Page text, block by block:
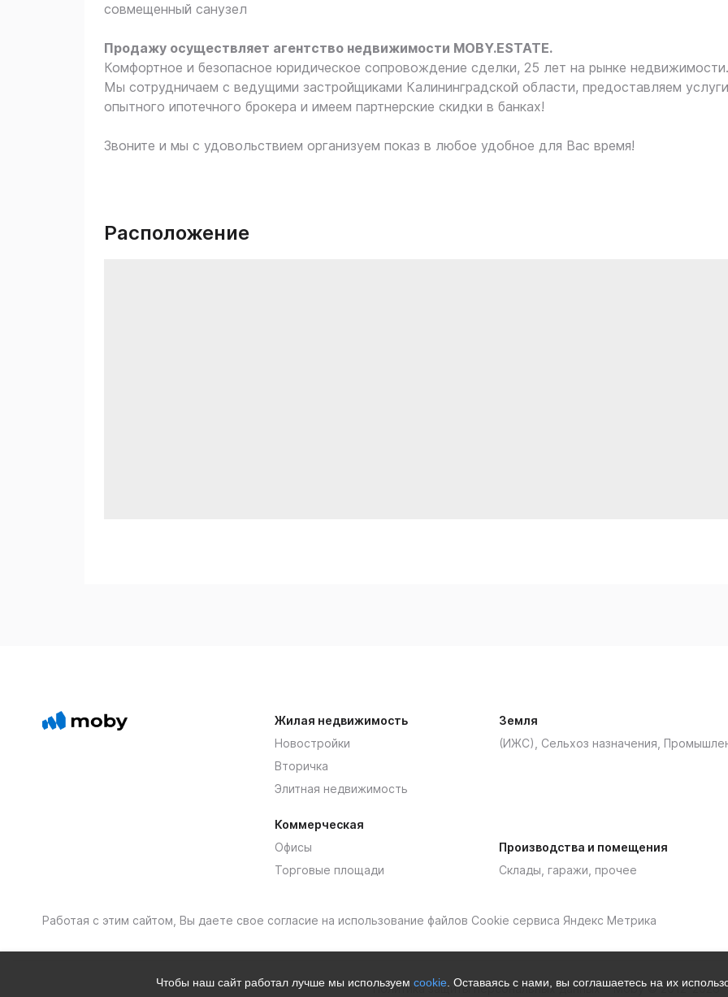
Чтобы наш сайт работал лучше мы используем cookie . Оставаясь с нами, вы соглашаетесь на их
совмещенный санузел
Продажу осуществляет агентство недвижимости MOBY.ESTATE.
Комфортное и безопасное юридическое сопровождение сделки, 25 лет на рынке недвижимости.
Мы сотрудничаем с ведущими застройщиками Калининградской области, предоставляем услуги
опытного ипотечного брокера и имеем партнерские скидки в банках!
Звоните и мы с удовольствием организуем показ в любое удобное для Вас время!
Расположение
Жилая недвижимость
Новостройки
Вторичка
Элитная недвижимость
Коммерческая
Офисы
Торговые площади
Земля
(ИЖС), Сельхоз назначения,
Производства и помещения
Склады, гаражи, прочее
Работая с этим сайтом, Вы даете свое согласие на использование файлов Cookie сервиса Яндекс Метрика
Политика защиты персональных данных Moby © 2012–2026